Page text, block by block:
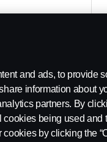
and ads, to provide
information about
partners. By
being used and
by clicking the